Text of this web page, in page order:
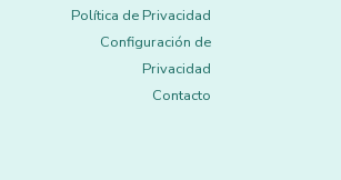
Política de Privacidad
Configuración de
Privacidad
Contacto